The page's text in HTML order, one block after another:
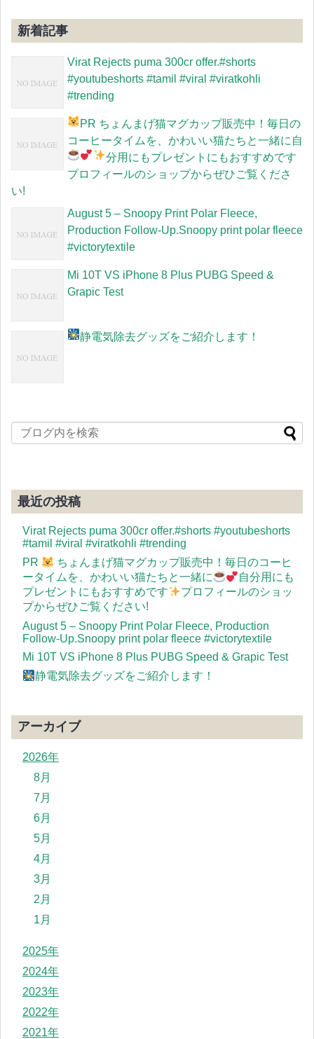
新着記事
Virat Rejects puma 300cr offer.#shorts
#youtubeshorts #tamil #viral #viratkohli
#trending
PR ちょんまげ猫マグカップ販売中！毎日の
コーヒータイムを、かわいい猫たちと一緒に 自
分用にもプレゼントにもおすすめです
プロフィールのショップからぜひご覧くださ
い!
August 5 – Snoopy Print Polar Fleece,
Production Follow-Up.Snoopy print polar fleece
#victorytextile
Mi 10T VS iPhone 8 Plus PUBG Speed &
Grapic Test
静電気除去グッズをご紹介します！
最近の投稿
Virat Rejects puma 300cr offer.#shorts #youtubeshorts
#tamil #viral #viratkohli #trending
PR
ちょんまげ猫マグカップ販売中！毎日のコーヒ
ータイムを、かわいい猫たちと一緒に
自分用にも
プレゼントにもおすすめです
プロフィールのショッ
プからぜひご覧ください!
August 5 – Snoopy Print Polar Fleece, Production
Follow-Up.Snoopy print polar fleece #victorytextile
Mi 10T VS iPhone 8 Plus PUBG Speed & Grapic Test
静電気除去グッズをご紹介します！
アーカイブ
2026年
8月
7月
6月
5月
4月
3月
2月
1月
2025年
2024年
2023年
2022年
2021年